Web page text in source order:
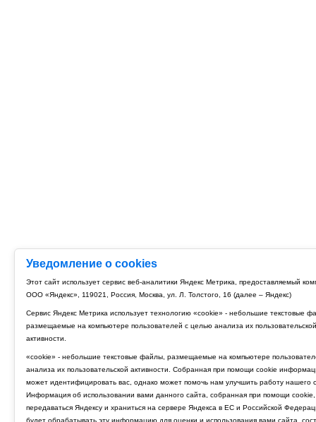
Уведомление о cookies
Этот сайт использует сервис веб-аналитики Яндекс Метрика, предоставляемый
ООО «Яндекс», 119021, Россия, Москва, ул. Л. Толстого, 16 (далее – Яндекс)
Сервис Яндекс Метрика использует технологию «cookie» - небольшие текстовые
размещаемые на компьютере пользователей с целью анализа их пользовательской
активности.
«cookie» - небольшие текстовые файлы, размещаемые на компьютере
анализа их пользовательской активности. Собранная при помощи cookie
может идентифицировать вас, однако может помочь нам улучшить работу нашего
Информация об использовании вами данного сайта, собранная при помощи cookie,
передаваться Яндексу и храниться на сервере Яндекса в ЕС и Российской
будет обрабатывать эту информацию для оценки и использования вами сайта,